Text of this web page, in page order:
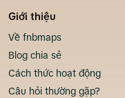
Giới thiệu
Về fnbmaps
Blog chia sẻ
Cách thức hoạt động
Câu hỏi thường gặp?